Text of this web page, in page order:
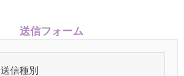
送信フォーム
送信種別